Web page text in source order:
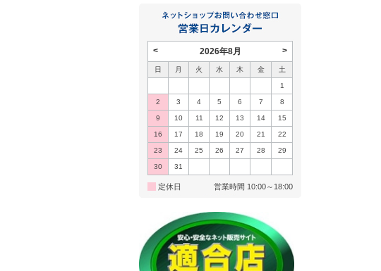
< >
2026年8月
日 月 火 水 木 金 土
1
2 3 4 5 6 7 8
9 10 11 12 13 14 15
16 17 18 19 20 21 22
23 24 25 26 27 28 29
30 31
定休日 営業時間 10:00～18:00